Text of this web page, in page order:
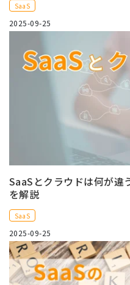
SaaS
2025-09-25
SaaSとクラウドは何が違
を解説
SaaS
2025-09-25